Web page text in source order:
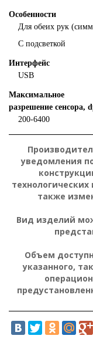
Особенности
Для обеих рук
С подсветкой
Интерфейс
USB
Максимальное
разрешение сенсора,
200-6400
уведомления
также
Вид изделий
Объем
указанного,